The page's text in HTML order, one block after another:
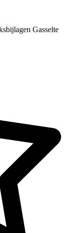
Gasselte